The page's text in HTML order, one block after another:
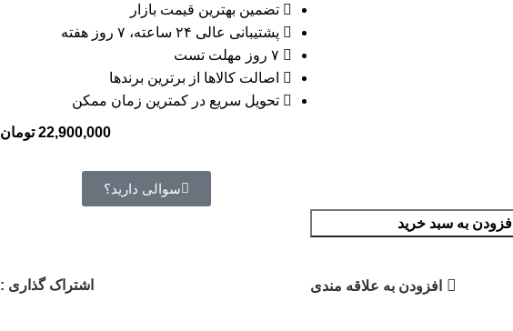
تضمین بهترین قیمت بازار
پشتیبانی عالی ۲۴ ساعته، ۷ روز هفته
۷ روز مهلت تست
اصالت کالاها از برترین برندها
تحویل سریع در کمترین زمان ممکن
22,900,000 تومان
افزودن به سبد خرید
سوالی دارید؟
افزودن به علاقه مندی اشتراک گذاری :